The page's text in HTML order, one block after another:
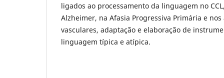
ligados ao processamento da linguagem no
Alzheimer, na Afasia Progressiva Primária e
vasculares, adaptação e elaboração de
linguagem típica e atípica.